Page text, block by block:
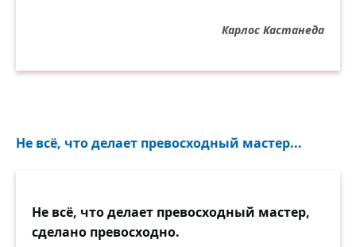
Карлос Кастанеда
Не всё, что делает превосходный мастер...
Не всё, что делает превосходный мастер,
сделано превосходно.